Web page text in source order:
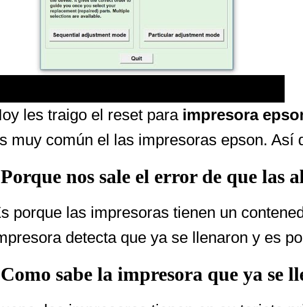
les traigo el reset para impresora
muy común el las impresoras epson. Así
nos sale el error de que las
porque las impresoras tienen un
detecta que ya se llenaron y es
sabe la impresora que ya se